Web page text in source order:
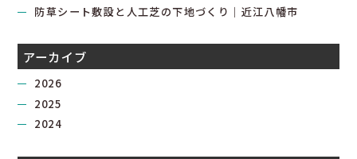
防草シート敷設と人工芝の下地づくり｜近江八幡市
アーカイブ
2026
2025
2024